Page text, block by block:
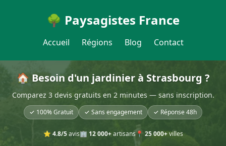
🌳 Paysagistes France
Accueil Régions Blog Contact
🏠 Besoin d'un jardinier à Strasbourg ?
Comparez 3 devis gratuits en 2 minutes — sans inscription.
✓ 100% Gratuit ✓ Sans engagement ✓ Réponse 48h
⭐ 4.8/5avis🏢 12 000+artisans📍 25 000+villes